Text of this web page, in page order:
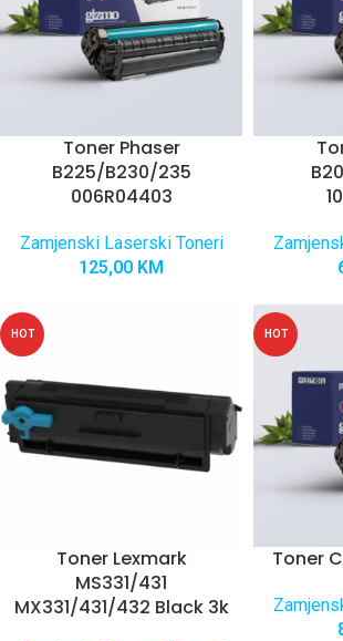
Toner Phaser
B225/B230/235
006R04403
Zamjenski Laserski Toneri
125,00 KM
HOT
Toner Lexmark
MS331/431
MX331/431/432 Black 3k
HOT
Toner